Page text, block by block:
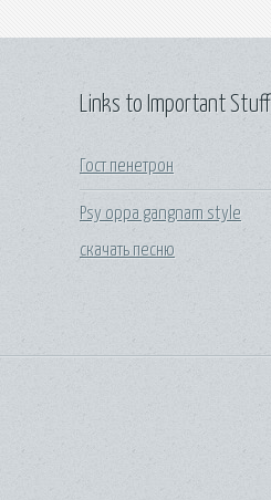
Links to Important Stuff
Гост пенетрон
Psy oppa gangnam style
скачать песню